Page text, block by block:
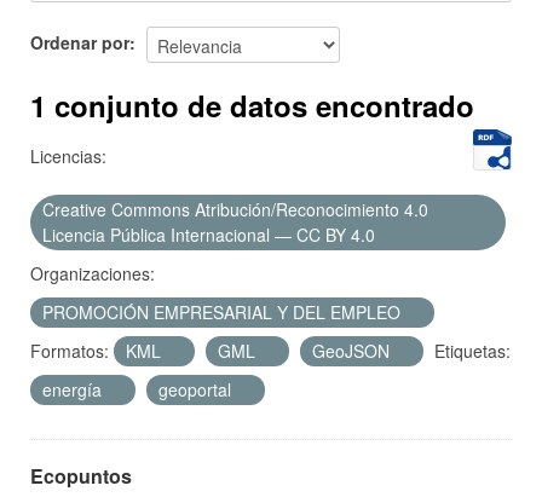
Acerca de
Ordenar por
1 conjunto de datos encontrado
Licencias:
Creative Commons Atribución/Reconocimiento 4.0
Licencia Pública Internacional — CC BY 4.0
Organizaciones:
PROMOCIÓN EMPRESARIAL Y DEL EMPLEO
Formatos:
KML GML GeoJSON
Etiquetas:
energía
geoportal
Ecopuntos